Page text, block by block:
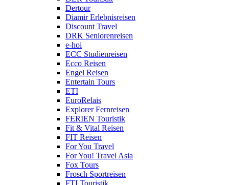
Dertour
Diamir Erlebnisreisen
Discount Travel
DRK Seniorenreisen
e-hoi
ECC Studienreisen
Ecco Reisen
Engel Reisen
Entertain Tours
ETI
EuroRelais
Explorer Fernreisen
FERIEN Touristik
Fit & Vital Reisen
FIT Reisen
For You Travel
For You! Travel Asia
Fox Tours
Frosch Sportreisen
FTI Touristik